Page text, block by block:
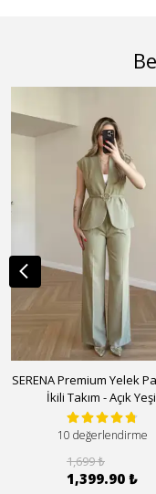
SERENA Premium Yelek
İkili Takım - Açık
10 değerlendirme
1,699 ₺
1,399.90 ₺